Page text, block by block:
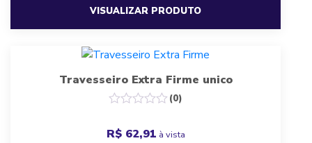
VISUALIZAR PRODUTO
Travesseiro Extra Firme unico
(0)
R$ 62,91 à vista